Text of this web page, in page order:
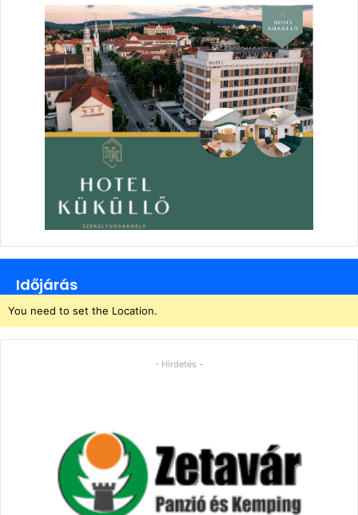
Időjárás
You need to set the Location.
- Hirdetés -